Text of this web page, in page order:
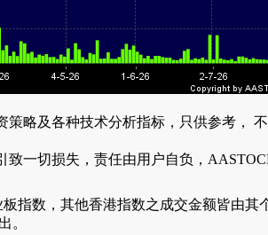
策略及各种技术分析指标，只供参考，
致一切损失，责任由用户自负，
指数，其他香港指数之成交金额皆由其
。